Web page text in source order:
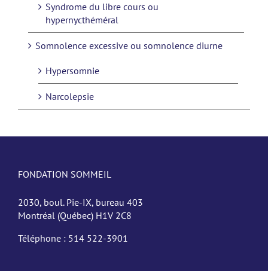
Syndrome du libre cours ou
hypernycthéméral
Somnolence excessive ou somnolence diurne
Hypersomnie
Narcolepsie
FONDATION SOMMEIL
2030, boul. Pie-IX, bureau 403
Montréal (Québec) H1V 2C8
Téléphone : 514 522-3901